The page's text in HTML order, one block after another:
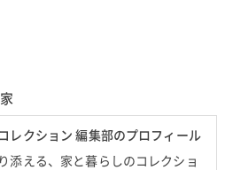
レクション 編集部のプロフィール
り添える、家と暮らしのコレクショ